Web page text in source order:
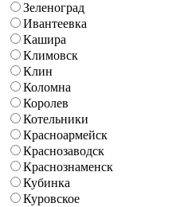
Зеленоград
Ивантеевка
Кашира
Климовск
Клин
Коломна
Королев
Котельники
Красноармейск
Краснозаводск
Краснознаменск
Кубинка
Куровское